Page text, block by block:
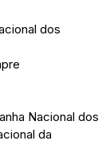
dos
Nacional dos
da